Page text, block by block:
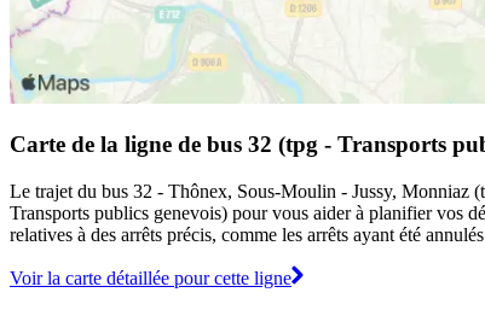
Carte de la ligne de bus 32 (tpg - Transports
Le trajet du bus 32 - Thônex, Sous-Moulin - Jussy, Monniaz
Transports publics genevois) pour vous aider à planifier vos
relatives à des arrêts précis, comme les arrêts ayant été
Voir la carte détaillée pour cette ligne